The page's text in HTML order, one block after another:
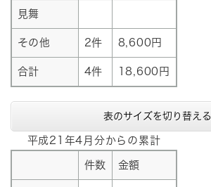
見舞
その他 2件 8,600円
合計 4件 18,600円
表のサイズを切り替える
平成21年4月分からの累計
件数 金額